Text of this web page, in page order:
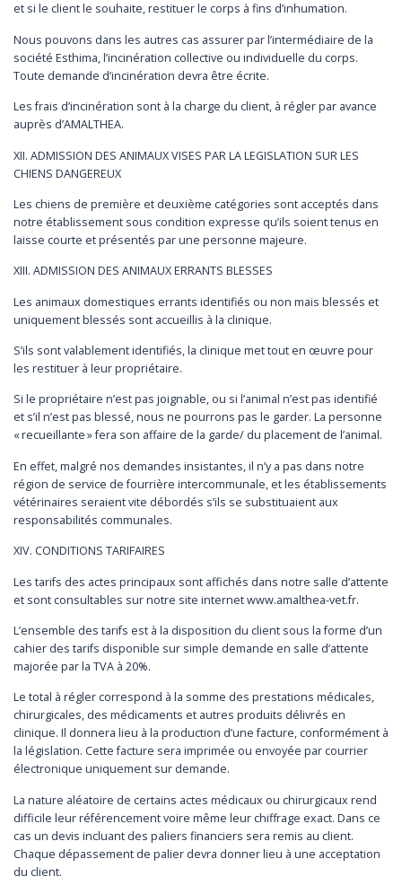
et si le client le souhaite, restituer le corps à fins d’inhumation.
Nous pouvons dans les autres cas assurer par l’intermédiaire de la
société Esthima, l’incinération collective ou individuelle du corps.
Toute demande d’incinération devra être écrite.
Les frais d’incinération sont à la charge du client, à régler par avance
auprès d’AMALTHEA.
XII. ADMISSION DES ANIMAUX VISES PAR LA LEGISLATION SUR LES
CHIENS DANGEREUX
Les chiens de première et deuxième catégories sont acceptés dans
notre établissement sous condition expresse qu’ils soient tenus en
laisse courte et présentés par une personne majeure.
XIII. ADMISSION DES ANIMAUX ERRANTS BLESSES
Les animaux domestiques errants identifiés ou non mais blessés et
uniquement blessés sont accueillis à la clinique.
S’ils sont valablement identifiés, la clinique met tout en œuvre pour
les restituer à leur propriétaire.
Si le propriétaire n’est pas joignable, ou si l’animal n’est pas identifié
et s’il n’est pas blessé, nous ne pourrons pas le garder. La personne
« recueillante » fera son affaire de la garde/ du placement de l’animal.
En effet, malgré nos demandes insistantes, il n’y a pas dans notre
région de service de fourrière intercommunale, et les établissements
vétérinaires seraient vite débordés s’ils se substituaient aux
responsabilités communales.
XIV. CONDITIONS TARIFAIRES
Les tarifs des actes principaux sont affichés dans notre salle d’attente
et sont consultables sur notre site internet www.amalthea-vet.fr.
L’ensemble des tarifs est à la disposition du client sous la forme d’un
cahier des tarifs disponible sur simple demande en salle d’attente
majorée par la TVA à 20%.
Le total à régler correspond à la somme des prestations médicales,
chirurgicales, des médicaments et autres produits délivrés en
clinique. Il donnera lieu à la production d’une facture, conformément à
la législation. Cette facture sera imprimée ou envoyée par courrier
électronique uniquement sur demande.
La nature aléatoire de certains actes médicaux ou chirurgicaux rend
difficile leur référencement voire même leur chiffrage exact. Dans ce
cas un devis incluant des paliers financiers sera remis au client.
Chaque dépassement de palier devra donner lieu à une acceptation
du client.